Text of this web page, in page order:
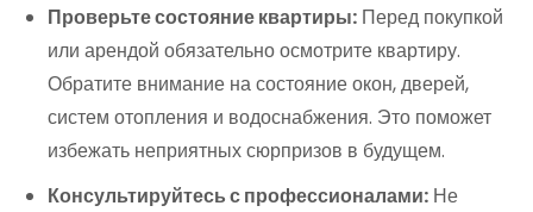
Проверьте состояние квартиры: Перед покупкой
или арендой обязательно осмотрите квартиру.
Обратите внимание на состояние окон, дверей,
систем отопления и водоснабжения. Это поможет
избежать неприятных сюрпризов в будущем.
Консультируйтесь с профессионалами: Не